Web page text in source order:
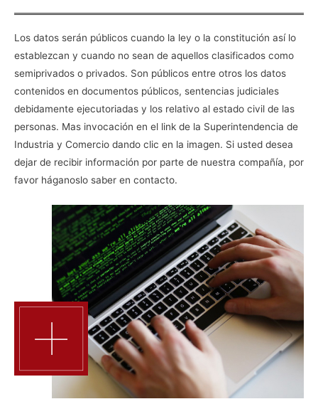
Los datos serán públicos cuando la ley o la constitución así lo
establezcan y cuando no sean de aquellos clasificados como
semiprivados o privados. Son públicos entre otros los datos
contenidos en documentos públicos, sentencias judiciales
debidamente ejecutoriadas y los relativo al estado civil de las
personas. Mas invocación en el link de la Superintendencia de
Industria y Comercio dando clic en la imagen. Si usted desea
dejar de recibir información por parte de nuestra compañía, por
favor háganoslo saber en contacto.